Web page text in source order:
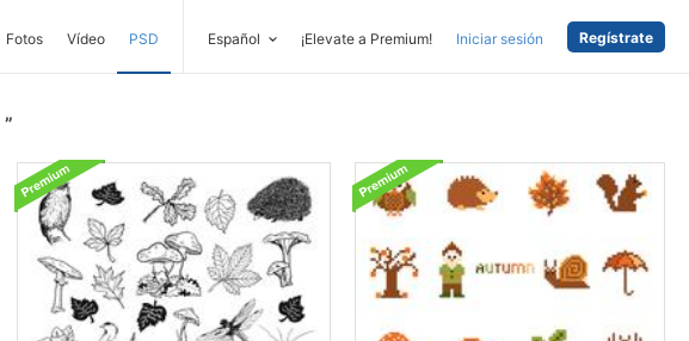
Fotos Vídeo PSD Español ¡Elevate a Premium! Iniciar sesión Regístrate